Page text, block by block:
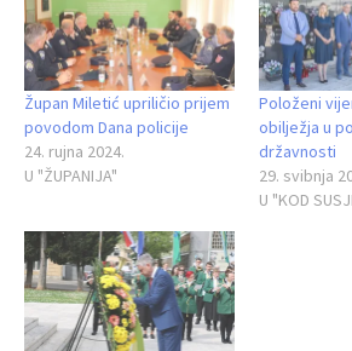
Župan Miletić upriličio prijem
povodom Dana policije
24. rujna 2024.
U "ŽUPANIJA"
Položeni
obilježja u
državnosti
29. svibnja
U "KOD